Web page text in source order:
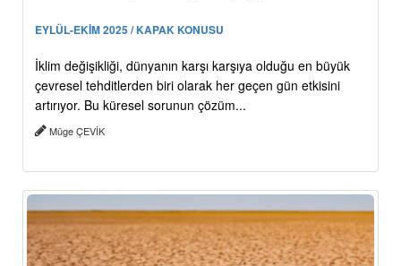
EYLÜL-EKİM 2025 / KAPAK KONUSU
İklim değişikliği, dünyanın karşı karşıya olduğu en büyük
çevresel tehditlerden biri olarak her geçen gün etkisini
artırıyor. Bu küresel sorunun çözüm...
Müge ÇEVİK